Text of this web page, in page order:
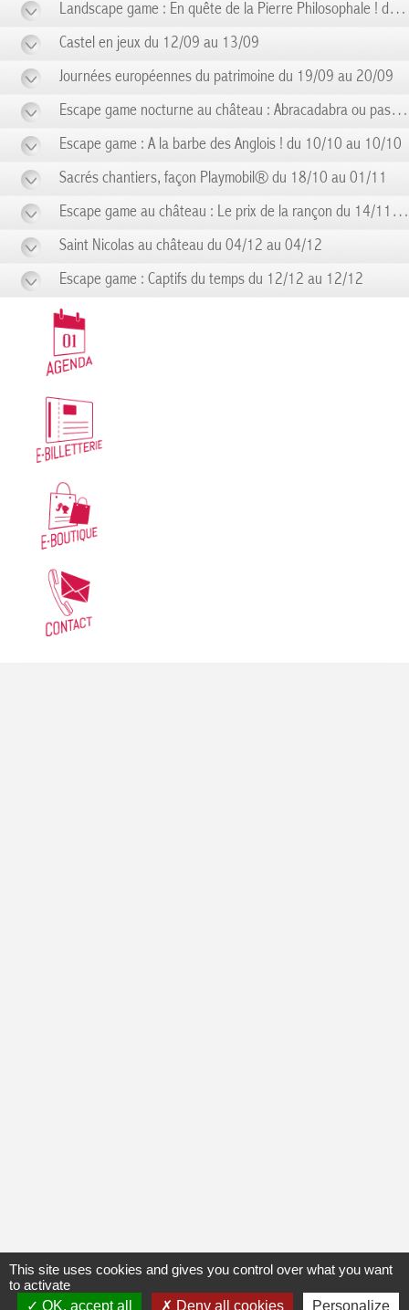
Landscape game : En quête de la Pierre Philosophale ! du 06/09 au 06/09
Castel en jeux du 12/09 au 13/09
Journées européennes du patrimoine du 19/09 au 20/09
Escape game nocturne au château : Abracadabra ou pas ! du 19/09 au 19/09
Escape game : A la barbe des Anglois ! du 10/10 au 10/10
Sacrés chantiers, façon Playmobil® du 18/10 au 01/11
Escape game au château : Le prix de la rançon du 14/11 au 14/11
Saint Nicolas au château du 04/12 au 04/12
Escape game : Captifs du temps du 12/12 au 12/12
This site uses cookies and gives you control over what you want
to activate
OK, accept all
Deny all cookies Personalize